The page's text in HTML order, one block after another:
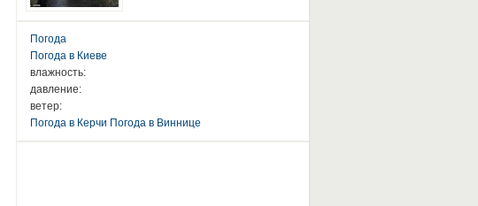
Погода
Погода в Киеве
влажность:
давление:
ветер:
Погода в Керчи Погода в Виннице